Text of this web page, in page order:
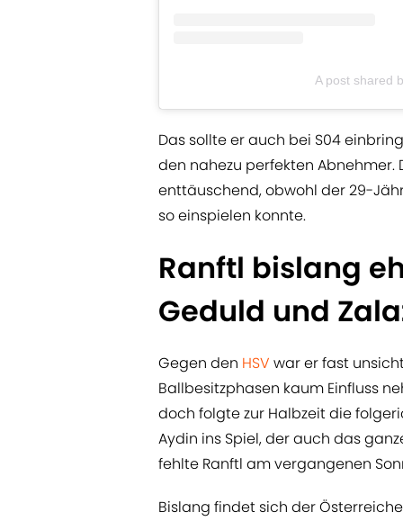
A post shared
Das sollte er auch bei S04
den nahezu perfekten Abnehmer.
enttäuschend, obwohl der 29-
so einspielen konnte.
Ranftl bislang
Geduld und
Gegen den HSV war er fast
Ballbesitzphasen kaum Einfluss
doch folgte zur Halbzeit die
Aydin ins Spiel, der auch das
fehlte Ranftl am vergangenen
Bislang findet sich der